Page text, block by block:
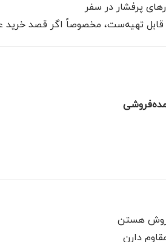
پرفشار در سفر
قابل تهیه‌ست، مخصوصاً اگر قصد
هستن
دارن